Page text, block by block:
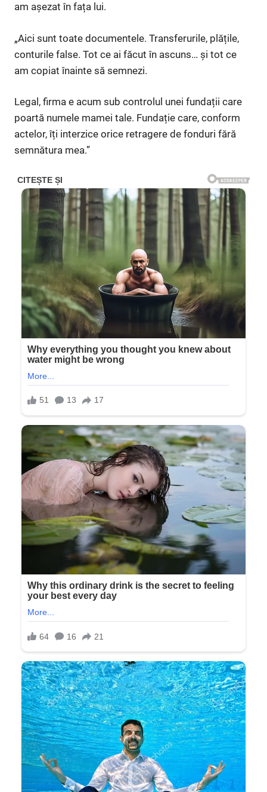
am așezat în fața lui.
„Aici sunt toate documentele. Transferurile, plățile,
conturile false. Tot ce ai făcut în ascuns… și tot ce
am copiat înainte să semnezi.
Legal, firma e acum sub controlul unei fundații care
poartă numele mamei tale. Fundație care, conform
actelor, îți interzice orice retragere de fonduri fără
semnătura mea.”